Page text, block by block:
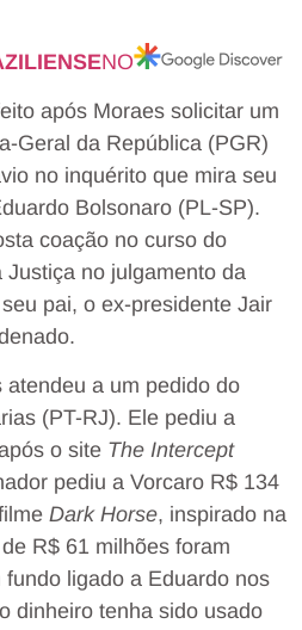
NO
após Moraes solicitar um
Geral da República (PGR)
no inquérito que mira seu
Bolsonaro (PL-SP).
coação no curso do
no julgamento da
pai, o ex-presidente Jair
a um pedido do
(PT-RJ). Ele pediu a
o site The Intercept
pediu a Vorcaro R$ 134
Dark Horse, inspirado na
R$ 61 milhões foram
ligado a Eduardo nos
dinheiro tenha sido usado